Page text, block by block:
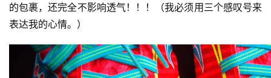
的包裹，还完全不影响透气！！！（我必须用三个感叹号来
表达我的心情。）